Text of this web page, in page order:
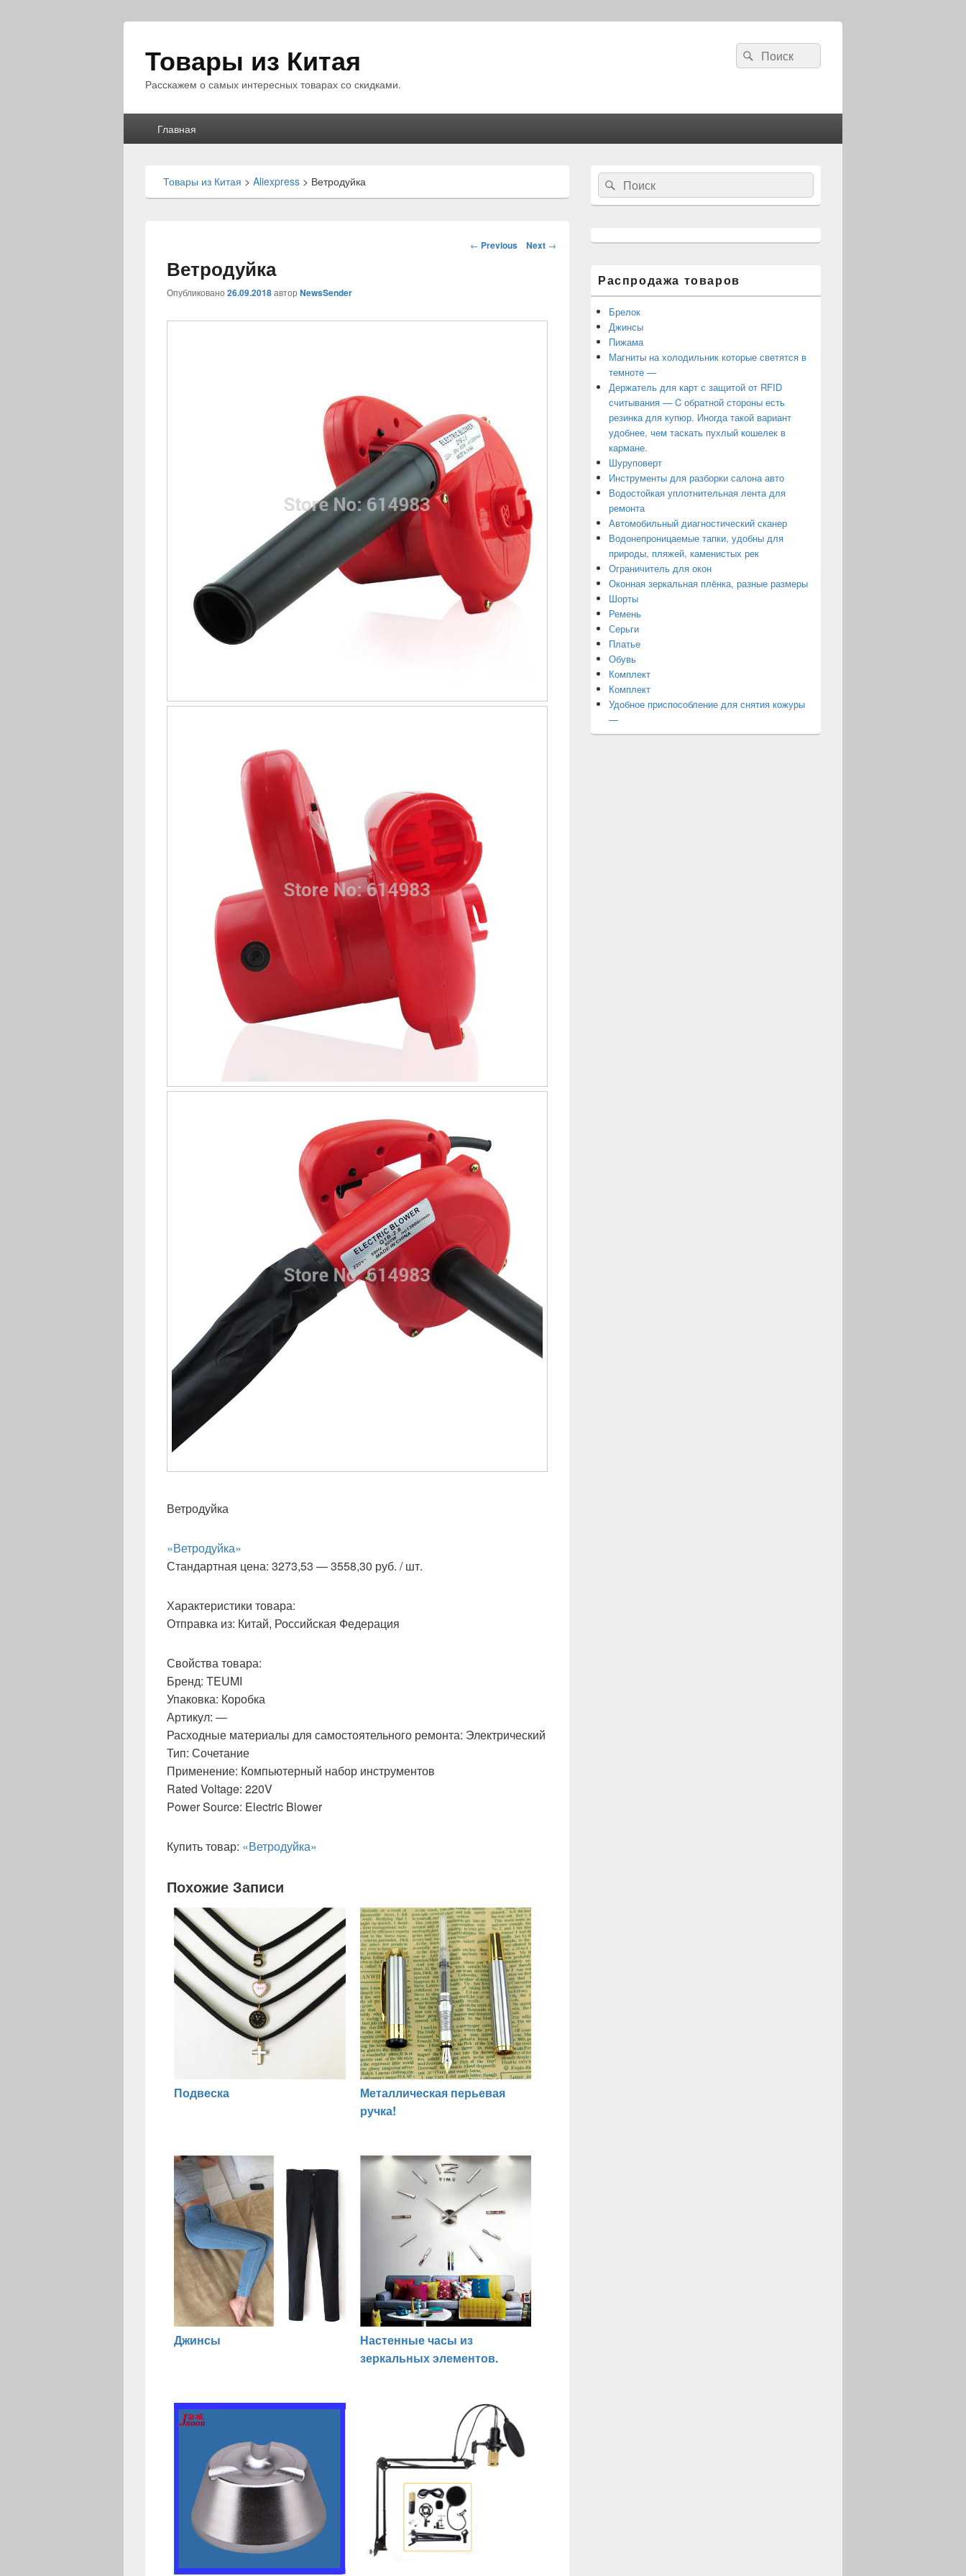
Товары из Китая
Расскажем о самых интересных товарах со скидками.
Search
for:
Search
Главная
Товары из Китая > Aliexpress > Ветродуйка
Навигация
← Previous Next →
Ветродуйка
Опубликовано 26.09.2018автор NewsSender
Ветродуйка
«Ветродуйка»
Стандартная цена: 3273,53 — 3558,30 руб. / шт.
Характеристики товара:
Отправка из: Китай, Российская Федерация
Свойства товара:
Бренд: TEUMI
Упаковка: Коробка
Артикул: —
Расходные материалы для самостоятельного ремонта: Электрический
Тип: Сочетание
Применение: Компьютерный набор инструментов
Rated Voltage: 220V
Power Source: Electric Blower
Купить товар: «Ветродуйка»
Похожие Записи
Подвеска
Металлическая перьевая
ручка!
Джинсы
Настенные часы из
зеркальных элементов.
Область
основной
боковой
панели
Search
for:
Search
Распродажа товаров
Брелок
Джинсы
Пижама
Магниты на холодильник которые светятся в
темноте —
Держатель для карт с защитой от RFID
считывания — C обратной стороны есть
резинка для купюр. Иногда такой вариант
удобнее, чем таскать пухлый кошелек в
кармане.
Шуруповерт
Инструменты для разборки салона авто
Водостойкая уплотнительная лента для
ремонта
Автомобильный диагностический сканер
Водонепроницаемые тапки, удобны для
природы, пляжей, каменистых рек
Ограничитель для окон
Оконная зеркальная плёнка, разные размеры
Шорты
Ремень
Серьги
Платье
Обувь
Комплект
Комплект
Удобное приспособление для снятия кожуры
—